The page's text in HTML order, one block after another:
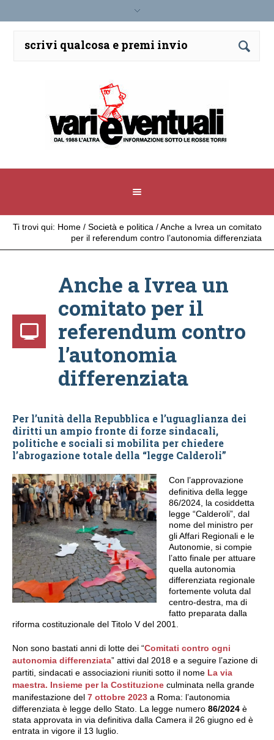
Ti trovi qui: Home / Società e politica /Anche a Ivrea un comitato
per il referendum contro l’autonomia differenziata
Anche a Ivrea un
comitato per il
referendum contro
l’autonomia
differenziata
Per l’unità della Repubblica e l’uguaglianza dei
diritti un ampio fronte di forze sindacali,
politiche e sociali si mobilita per chiedere
l’abrogazione totale della “legge Calderoli”
Con l’approvazione
definitiva della legge
86/2024, la cosiddetta
legge “Calderoli”, dal
nome del ministro per
gli Affari Regionali e le
Autonomie, si compie
l’atto finale per attuare
quella autonomia
differenziata regionale
fortemente voluta dal
centro-destra, ma di
fatto preparata dalla
riforma costituzionale del Titolo V del 2001.
Non sono bastati anni di lotte dei “Comitati contro ogni
autonomia differenziata” attivi dal 2018 e a seguire l’azione di
partiti, sindacati e associazioni riuniti sotto il nome La via
maestra. Insieme per la Costituzione culminata nella grande
manifestazione del 7 ottobre 2023 a Roma: l’autonomia
differenziata è legge dello Stato. La legge numero 86/2024 è
stata approvata in via definitiva dalla Camera il 26 giugno ed è
entrata in vigore il 13 luglio.